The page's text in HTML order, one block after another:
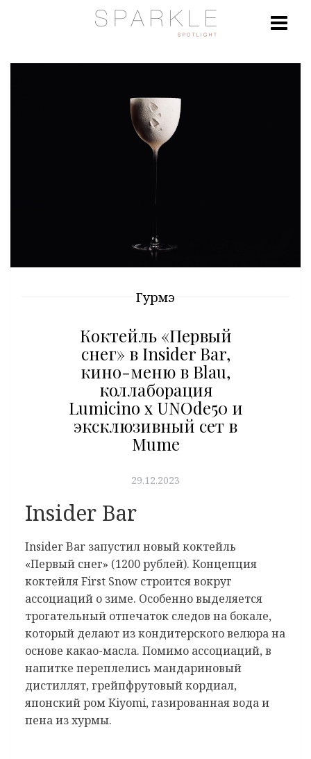
Гурмэ
Коктейль «Первый
снег» в Insider Bar,
кино-меню в Blau,
коллаборация
Lumicino x UNOde50 и
эксклюзивный сет в
Mume
29.12.2023
Insider Bar
Insider Bar запустил новый коктейль
«Первый снег» (1200 рублей). Концепция
коктейля First Snow строится вокруг
ассоциаций о зиме. Особенно выделяется
трогательный отпечаток следов на бокале,
который делают из кондитерского велюра на
основе какао-масла. Помимо ассоциаций, в
напитке переплелись мандариновый
дистиллят, грейпфрутовый кордиал,
японский ром Kiyomi, газированная вода и
пена из хурмы.